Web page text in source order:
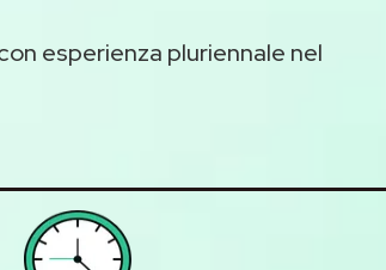
esperienza pluriennale nel